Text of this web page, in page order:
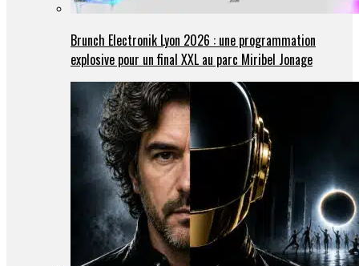
Brunch Electronik Lyon 2026 : une programmation
explosive pour un final XXL au parc Miribel Jonage